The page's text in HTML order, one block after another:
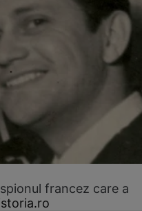
francez care a